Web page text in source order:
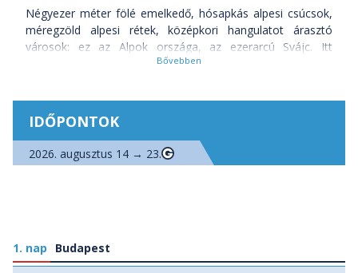
Négyezer méter fölé emelkedő, hósapkás alpesi csúcsok,
méregzöld alpesi rétek, középkori hangulatot árasztó
városok: ez az Alpok országa, az ezerarcú Svájc. Itt
emelkedik az Eiger híres-hírhedt északi fala, és a hegyek
nyújtózik az Alpok leghosszabb gleccsere is, a 23 km
hosszú Aletsch-gleccser is. Itt születnek Európa nagy folyói,
a Rajna, a Rhone és az Inn, és az idelátogató 1484 tóból
válogathat. Csatlakozz Svájc főleg természeti látnivalóira
koncentráló aktív, kis csoportos utazásunkhoz, amelyet
Melyek Svájc legfontosabb látnivalói?
IDŐPONTOK
2026. augusztus 14 → 23.
1. nap Budapest